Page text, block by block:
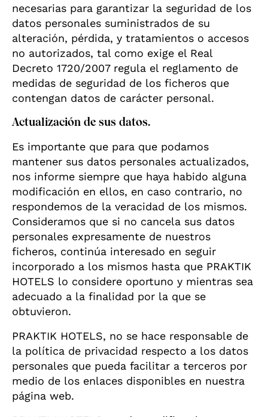
necesarias para garantizar la seguridad de los
datos personales suministrados de su
alteración, pérdida, y tratamientos o accesos
no autorizados, tal como exige el Real
Decreto 1720/2007 regula el reglamento de
medidas de seguridad de los ficheros que
contengan datos de carácter personal.
Actualización de sus datos.
Es importante que para que podamos
mantener sus datos personales actualizados,
nos informe siempre que haya habido alguna
modificación en ellos, en caso contrario, no
respondemos de la veracidad de los mismos.
Consideramos que si no cancela sus datos
personales expresamente de nuestros
ficheros, continúa interesado en seguir
incorporado a los mismos hasta que PRAKTIK
HOTELS lo considere oportuno y mientras sea
adecuado a la finalidad por la que se
obtuvieron.
PRAKTIK HOTELS, no se hace responsable de
la política de privacidad respecto a los datos
personales que pueda facilitar a terceros por
medio de los enlaces disponibles en nuestra
página web.